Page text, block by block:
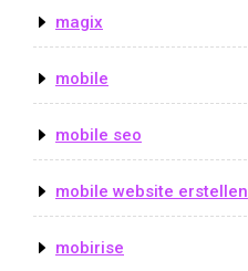
magix
mobile
mobile seo
mobile website erstellen
mobirise